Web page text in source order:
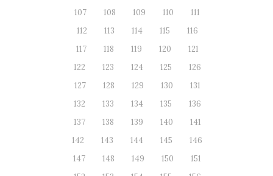
107
108 109 110
111
112
113 114 115
116
117
118 119 120
121
122
123 124 125
126
127
128 129 130
131
132
133 134 135
136
137
138 139 140
141
142
143 144 145
146
147
148 149 150
151